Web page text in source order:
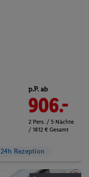
p.P. ab
906.-
2 Pers. / 5 Nächte
/ 1812 € Gesamt
24h Rezeption